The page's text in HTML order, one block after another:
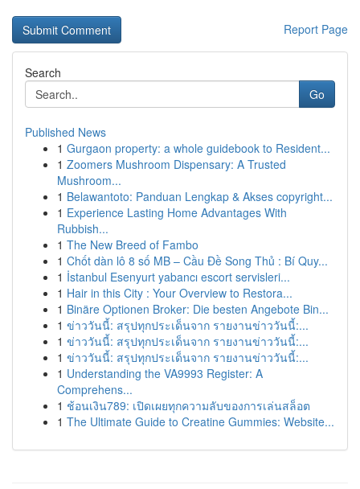
Report Page
Search
Go
Published News
1 Gurgaon property: a whole guidebook to Resident...
1 Zoomers Mushroom Dispensary: A Trusted
Mushroom...
1 Belawantoto: Panduan Lengkap & Akses copyright...
1 Experience Lasting Home Advantages With
Rubbish...
1 The New Breed of Fambo
1 Chốt dàn lô 8 số MB – Cầu Đề Song Thủ : Bí Quy...
1 İstanbul Esenyurt yabancı escort servisleri...
1 Hair in this City : Your Overview to Restora...
1 Binäre Optionen Broker: Die besten Angebote Bin...
1 ข่าววันนี้: สรุปทุกประเด็นจาก รายงานข่าววันนี้:...
1 ข่าววันนี้: สรุปทุกประเด็นจาก รายงานข่าววันนี้:...
1 ข่าววันนี้: สรุปทุกประเด็นจาก รายงานข่าววันนี้:...
1 Understanding the VA9993 Register: A
Comprehens...
1 ช้อนเงิน789: เปิดเผยทุกความลับของการเล่นสล็อต
1 The Ultimate Guide to Creatine Gummies: Website...